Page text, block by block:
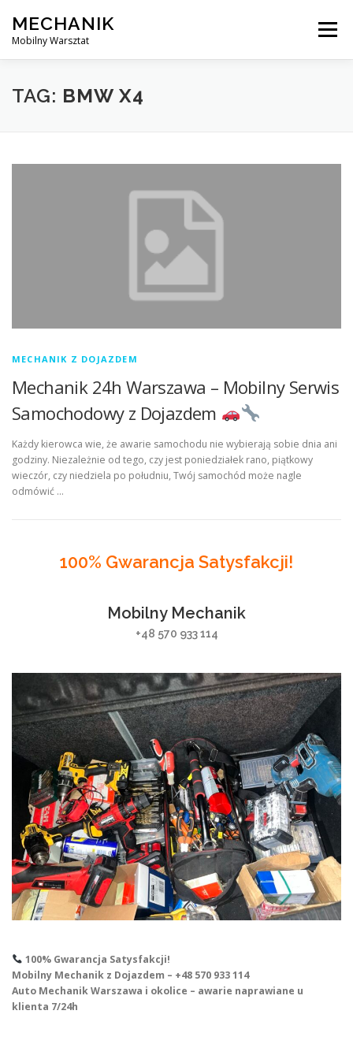
content
MECHANIK
Mobilny Warsztat
Menu
MOBILNY MECHANIK
TAG: BMW X4
MECHANIK Z DOJAZDEM
Mechanik 24h Warszawa – Mobilny Serwis
Samochodowy z Dojazdem
Każdy kierowca wie, że awarie samochodu nie wybierają sobie dnia ani
godziny. Niezależnie od tego, czy jest poniedziałek rano, piątkowy
wieczór, czy niedziela po południu, Twój samochód może nagle
odmówić …
100% Gwarancja Satysfakcji!
Mobilny Mechanik
+48 570 933 114
100% Gwarancja Satysfakcji!
Mobilny Mechanik z Dojazdem – +48 570 933 114
Auto Mechanik Warszawa i okolice – awarie naprawiane u
klienta 7/24h